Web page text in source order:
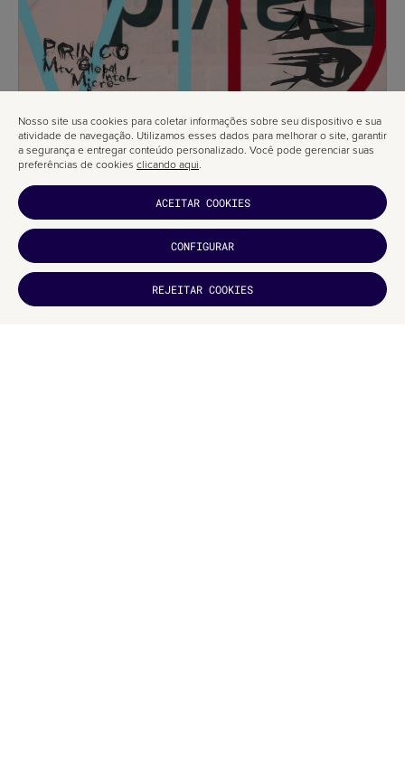
INSCREVA-
SE
Nosso site usa cookies para coletar informações sobre seu dispositivo e sua
atividade de navegação. Utilizamos esses dados para melhorar o site, garantir
a segurança e entregar conteúdo personalizado. Você pode gerenciar suas
preferências de cookies clicando aqui.
ACEITAR COOKIES
CONFIGURAR
REJEITAR COOKIES